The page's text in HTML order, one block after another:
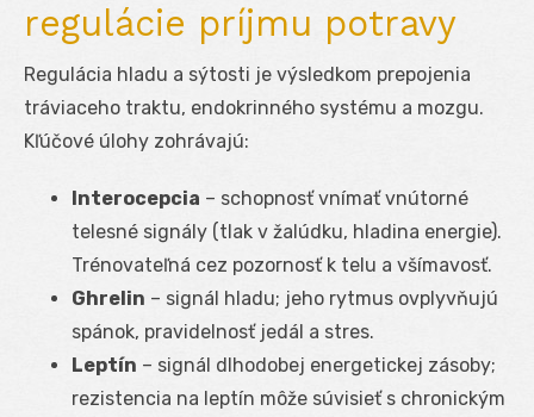
regulácie príjmu potravy
Regulácia hladu a sýtosti je výsledkom prepojenia
tráviaceho traktu, endokrinného systému a mozgu.
Kľúčové úlohy zohrávajú:
Interocepcia – schopnosť vnímať vnútorné
telesné signály (tlak v žalúdku, hladina energie).
Trénovateľná cez pozornosť k telu a všímavosť.
Ghrelin – signál hladu; jeho rytmus ovplyvňujú
spánok, pravidelnosť jedál a stres.
Leptín – signál dlhodobej energetickej zásoby;
rezistencia na leptín môže súvisieť s chronickým